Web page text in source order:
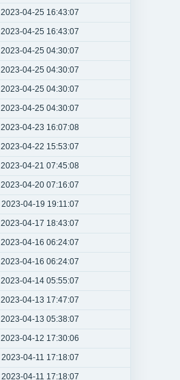
2023-04-25 16:43:07
2023-04-25 16:43:07
2023-04-25 04:30:07
2023-04-25 04:30:07
2023-04-25 04:30:07
2023-04-25 04:30:07
2023-04-23 16:07:08
2023-04-22 15:53:07
2023-04-21 07:45:08
2023-04-20 07:16:07
2023-04-19 19:11:07
2023-04-17 18:43:07
2023-04-16 06:24:07
2023-04-16 06:24:07
2023-04-14 05:55:07
2023-04-13 17:47:07
2023-04-13 05:38:07
2023-04-12 17:30:06
2023-04-11 17:18:07
2023-04-11 17:18:07